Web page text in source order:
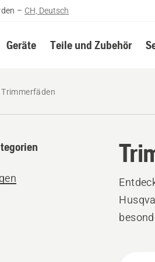
– CH, Deutsch
Geräte Teile und Zubehör
Trimmerfäden